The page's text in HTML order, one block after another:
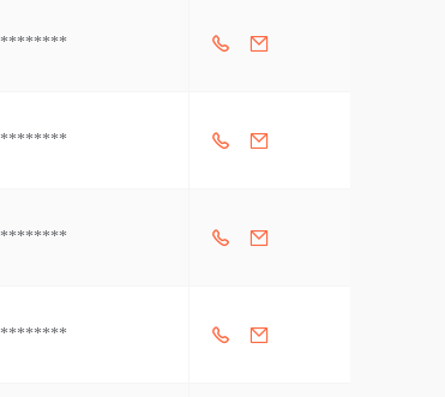
********
********
********
********